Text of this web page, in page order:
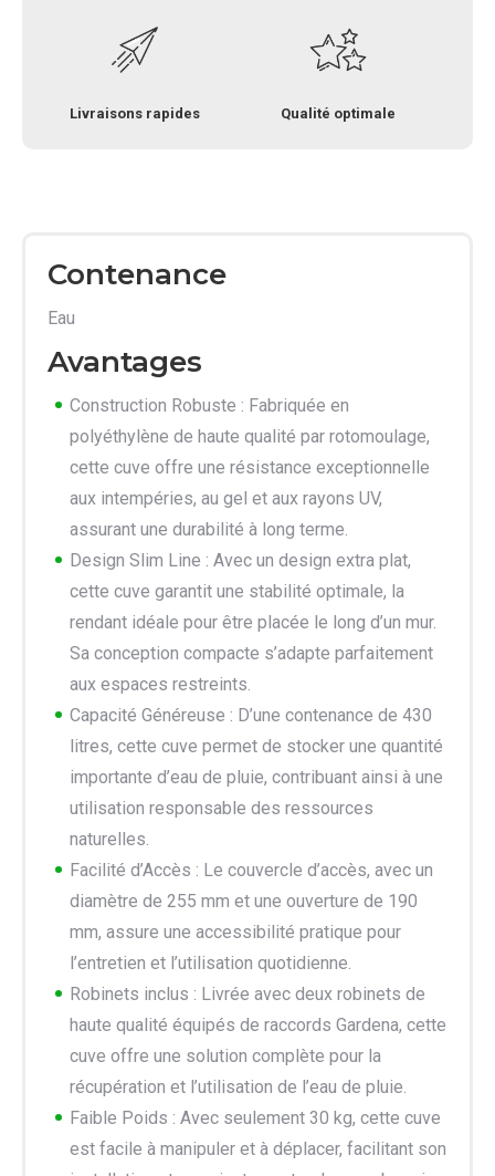
Livraisons rapides Qualité optimale
Contenance
Eau
Avantages
Construction Robuste : Fabriquée en
polyéthylène de haute qualité par rotomoulage,
cette cuve offre une résistance exceptionnelle
aux intempéries, au gel et aux rayons UV,
assurant une durabilité à long terme.
Design Slim Line : Avec un design extra plat,
cette cuve garantit une stabilité optimale, la
rendant idéale pour être placée le long d’un mur.
Sa conception compacte s’adapte parfaitement
aux espaces restreints.
Capacité Généreuse : D’une contenance de 430
litres, cette cuve permet de stocker une quantité
importante d’eau de pluie, contribuant ainsi à une
utilisation responsable des ressources
naturelles.
Facilité d’Accès : Le couvercle d’accès, avec un
diamètre de 255 mm et une ouverture de 190
mm, assure une accessibilité pratique pour
l’entretien et l’utilisation quotidienne.
Robinets inclus : Livrée avec deux robinets de
haute qualité équipés de raccords Gardena, cette
cuve offre une solution complète pour la
récupération et l’utilisation de l’eau de pluie.
Faible Poids : Avec seulement 30 kg, cette cuve
est facile à manipuler et à déplacer, facilitant son